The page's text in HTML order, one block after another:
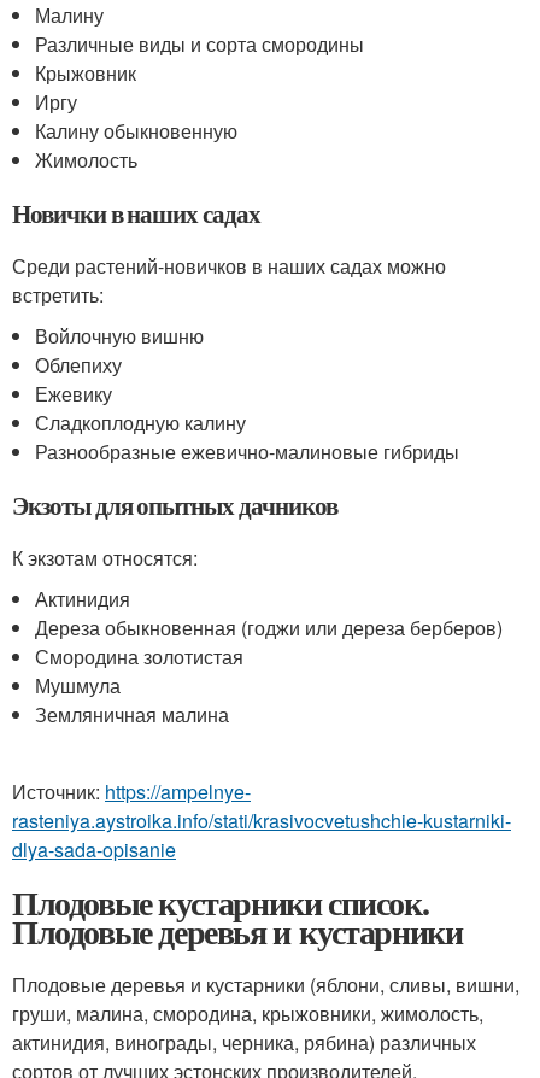
Малину
Различные виды и сорта смородины
Крыжовник
Иргу
Калину обыкновенную
Жимолость
Новички в наших садах
Среди растений-новичков в наших садах можно
встретить:
Войлочную вишню
Облепиху
Ежевику
Сладкоплодную калину
Разнообразные ежевично-малиновые гибриды
Экзоты для опытных дачников
К экзотам относятся:
Актинидия
Дереза обыкновенная (годжи или дереза берберов)
Смородина золотистая
Мушмула
Земляничная малина
Источник: https://ampelnye-
rasteniya.aystroika.info/stati/krasivocvetushchie-kustarniki-
dlya-sada-opisanie
Плодовые кустарники список.
Плодовые деревья и кустарники
Плодовые деревья и кустарники (яблони, сливы, вишни,
груши, малина, смородина, крыжовники, жимолость,
актинидия, винограды, черника, рябина) различных
сортов от лучших эстонских производителей.